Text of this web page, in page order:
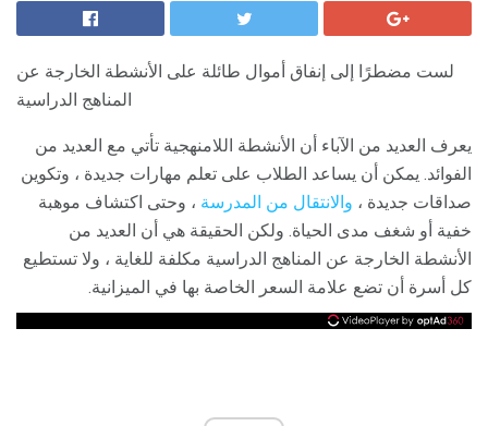
لست مضطرًا إلى إنفاق أموال طائلة على الأنشطة الخارجة عن
المناهج الدراسية
يعرف العديد من الآباء أن الأنشطة اللامنهجية تأتي مع العديد من
الفوائد. يمكن أن يساعد الطلاب على تعلم مهارات جديدة ، وتكوين
صداقات جديدة ، والانتقال من المدرسة ، وحتى اكتشاف موهبة
خفية أو شغف مدى الحياة. ولكن الحقيقة هي أن العديد من
الأنشطة الخارجة عن المناهج الدراسية مكلفة للغاية ، ولا تستطيع
كل أسرة أن تضع علامة السعر الخاصة بها في الميزانية.